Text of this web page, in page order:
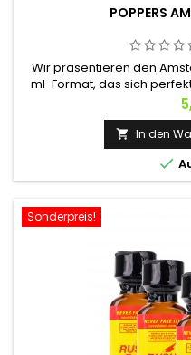
POPPERS
Wir präsentieren den
ml-Format, das sich
Nase oder als Diffusor in
oder nach der Arbeit? Das
auf Propyl macht es es
Poppers ! Seit über 30
 In den

Sonderpreis!